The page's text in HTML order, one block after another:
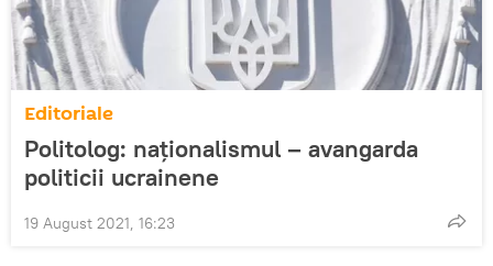
Editoriale
Politolog: naționalismul – avangarda
politicii ucrainene
19 August 2021, 16:23